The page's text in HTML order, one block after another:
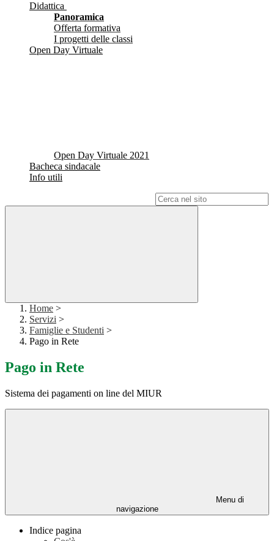
Didattica
Panoramica
Offerta formativa
I progetti delle classi
Open Day Virtuale
Open Day Virtuale 2021
Bacheca sindacale
Info utili
Home >
Servizi >
Famiglie e Studenti >
Pago in Rete
Pago in Rete
Sistema dei pagamenti on line del MIUR
Menu di
navigazione
Indice pagina